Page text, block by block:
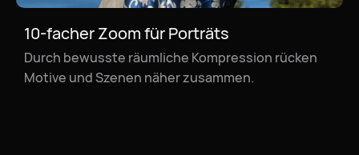
10-facher Zoom für Porträts
Durch bewusste räumliche Kompression rücken
Motive und Szenen näher zusammen.
10-facher Zoom für Landschaften